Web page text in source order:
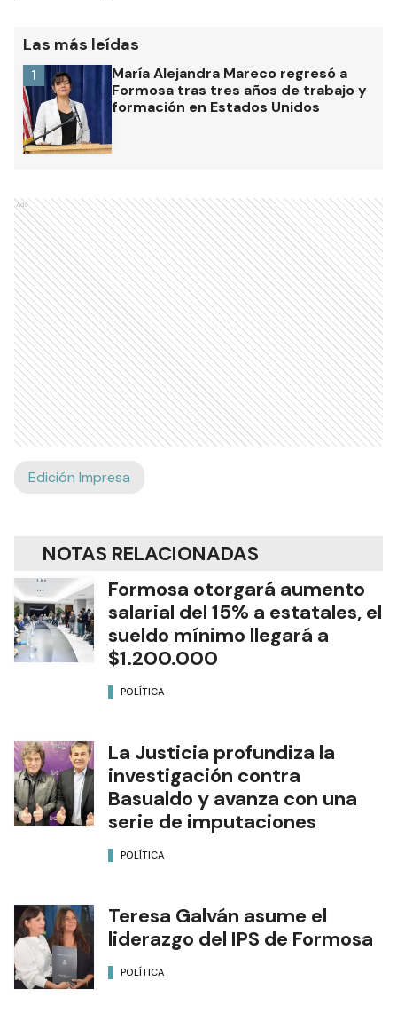
Las más leídas
María Alejandra Mareco regresó a
Formosa tras tres años de trabajo y
formación en Estados Unidos
1
Ads
Edición Impresa
NOTAS RELACIONADAS
Formosa otorgará aumento
salarial del 15% a estatales, el
sueldo mínimo llegará a
$1.200.000
POLÍTICA
La Justicia profundiza la
investigación contra
Basualdo y avanza con una
serie de imputaciones
POLÍTICA
Teresa Galván asume el
liderazgo del IPS de Formosa
POLÍTICA